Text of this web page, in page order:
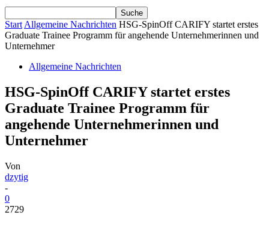
Start Allgemeine Nachrichten HSG-SpinOff CARIFY startet erstes
Graduate Trainee Programm für angehende Unternehmerinnen und
Unternehmer
Allgemeine Nachrichten
HSG-SpinOff CARIFY startet erstes
Graduate Trainee Programm für
angehende Unternehmerinnen und
Unternehmer
Von
dzytig
-
0
2729